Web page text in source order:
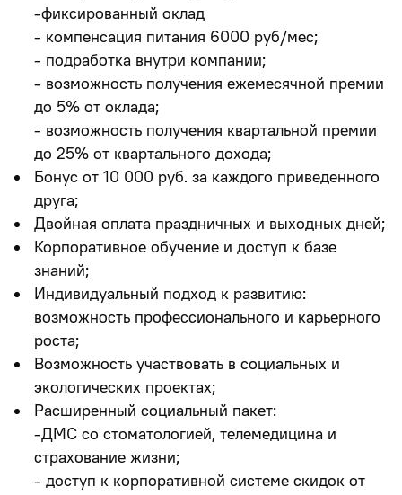
-фиксированный оклад
- компенсация питания 6000 руб/мес;
- подработка внутри компании;
- возможность получения ежемесячной премии
до 5% от оклада;
- возможность получения квартальной премии
до 25% от квартального дохода;
Бонус от 10 000 руб. за каждого приведенного
друга;
Двойная оплата праздничных и выходных дней;
Корпоративное обучение и доступ к базе
знаний;
Индивидуальный подход к развитию:
возможность профессионального и карьерного
роста;
Возможность участвовать в социальных и
экологических проектах;
Расширенный социальный пакет:
-ДМС со стоматологией, телемедицина и
страхование жизни;
- доступ к корпоративной системе скидок от